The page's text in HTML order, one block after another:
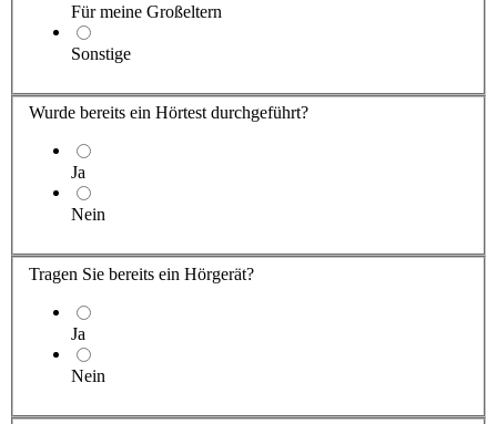
Für meine Großeltern
Sonstige
Wurde bereits ein Hörtest durchgeführt?
Ja
Nein
Tragen Sie bereits ein Hörgerät?
Ja
Nein